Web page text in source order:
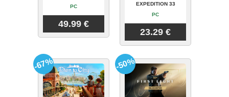
PC
49.99 €
EXPEDITION 33
PC
23.29 €
-67% -50%